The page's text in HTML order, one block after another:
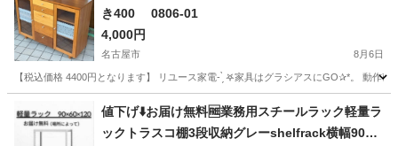
き400 0806-01
4,000円
名古屋市 8月6日
【税込価格 4400円となります】 リユース家電- ̗̀ 𖤐家具はグラシアスにGO✰*。 動作
収納家具 サイドチェスト
値下げ⬇️お届け無料🆓業務用スチールラック軽量ラ
ックトラスコ棚3段収納グレーshelfrack横幅90cm